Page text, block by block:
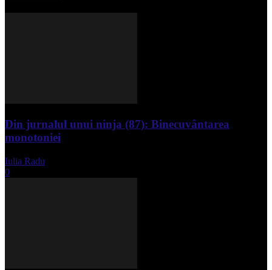
Din jurnalul unui ninja (87): Binecuvântarea
monotoniei
Iulia Radu
0